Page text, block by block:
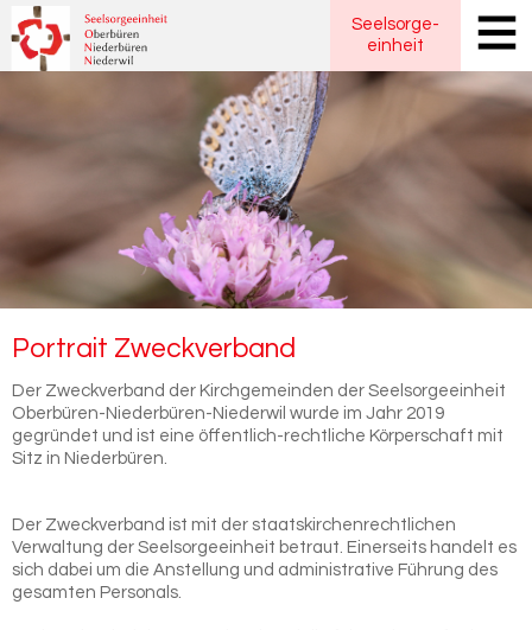
Seelsorge-
einheit
Por­trait Zweck­ver­band
Der Zweckverband der Kirchgemeinden der Seelsorgeeinheit
Oberbüren-Niederbüren-Niederwil wurde im Jahr 2019
gegründet und ist eine öffentlich-rechtliche Körperschaft mit
Sitz in Niederbüren.
Der Zweckverband ist mit der staatskirchenrechtlichen
Verwaltung der Seelsorgeeinheit betraut. Einerseits handelt es
sich dabei um die Anstellung und administrative Führung des
gesamten Personals.